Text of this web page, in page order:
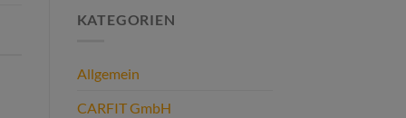
KATEGORIEN
Allgemein
CARFIT GmbH